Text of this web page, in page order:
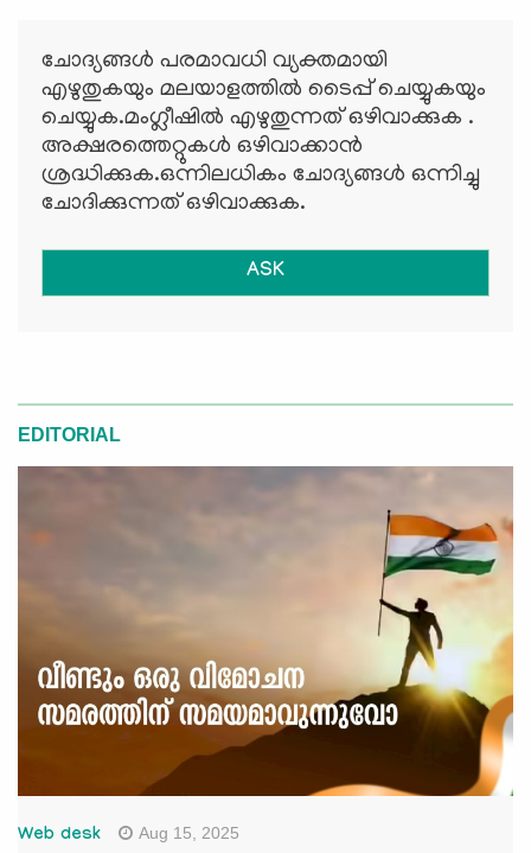
ചോദ്യങ്ങള്‍ പരമാവധി വ്യക്തമായി
എഴുതുകയും മലയാളത്തില്‍ ടൈപ്പ് ചെയ്യുകയും
ചെയ്യുക.മംഗ്ലീഷില്‍ എഴുതുന്നത് ഒഴിവാക്കുക .
അക്ഷരത്തെറ്റുകള്‍ ഒഴിവാക്കാന്‍
ശ്രദ്ധിക്കുക.ഒന്നിലധികം ചോദ്യങ്ങള്‍ ഒന്നിച്ചു
ചോദിക്കുന്നത് ഒഴിവാക്കുക.
ASK
EDITORIAL
Web desk Aug 15, 2025